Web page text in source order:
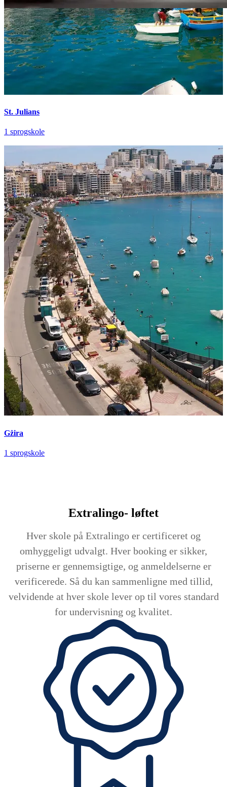
St. Julians
1 sprogskole
Gżira
1 sprogskole
Extralingo- løftet
Hver skole på Extralingo er certificeret og
omhyggeligt udvalgt. Hver booking er sikker,
priserne er gennemsigtige, og anmeldelserne er
verificerede. Så du kan sammenligne med tillid,
velvidende at hver skole lever op til vores standard
for undervisning og kvalitet.